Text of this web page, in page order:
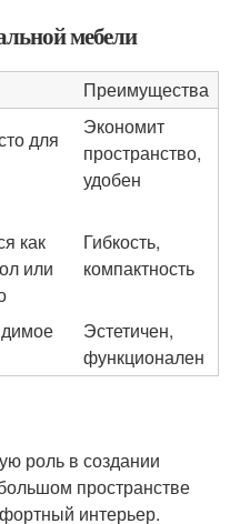
мебели
Преимущества
для
Экономит
пространство,
удобен
как
или
Гибкость,
компактность
Эстетичен,
функционален
роль в создании
пространстве
интерьер.